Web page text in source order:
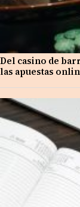
Del casino de
las apuestas